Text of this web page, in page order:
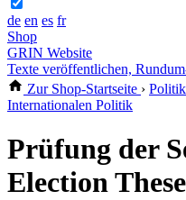
de en es fr
Shop
GRIN Website
Texte veröffentlichen,
Zur Shop-Startseite ›
Internationalen Politik
Prüfung der
Election